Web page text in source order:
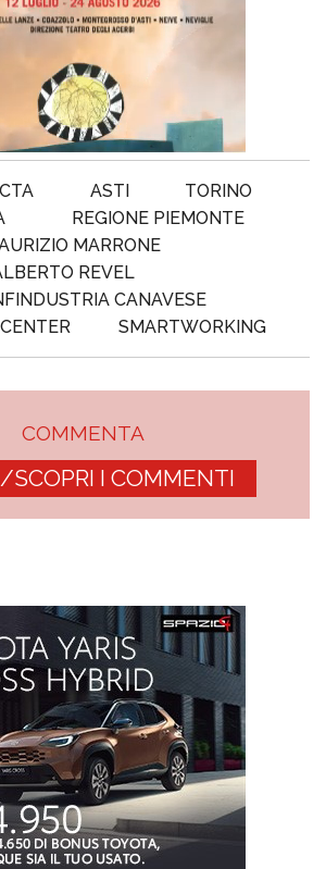
ASTI
TORINO
REGIONE PIEMONTE
MARRONE
REVEL
CANAVESE
SMARTWORKING
COMMENTA
SCOPRI I COMMENTI